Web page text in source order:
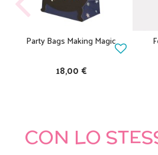
Party Bags Making Magic
18,00 €
CON LO